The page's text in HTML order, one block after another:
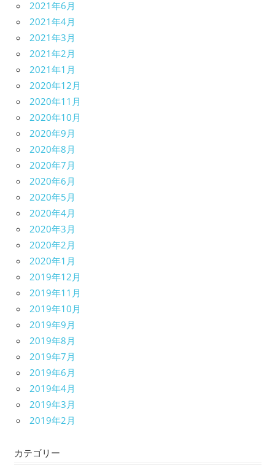
2021年6月
2021年4月
2021年3月
2021年2月
2021年1月
2020年12月
2020年11月
2020年10月
2020年9月
2020年8月
2020年7月
2020年6月
2020年5月
2020年4月
2020年3月
2020年2月
2020年1月
2019年12月
2019年11月
2019年10月
2019年9月
2019年8月
2019年7月
2019年6月
2019年4月
2019年3月
2019年2月
カテゴリー